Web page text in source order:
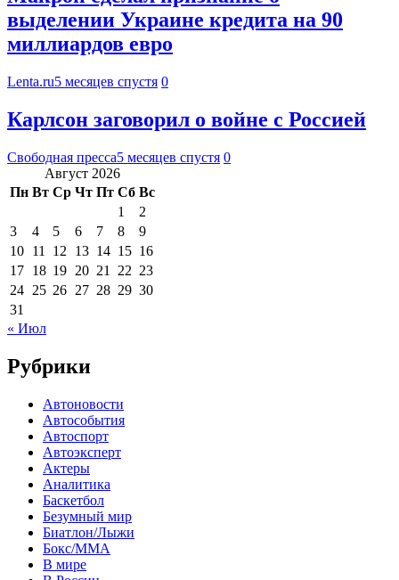
выделении Украине кредита на 90
миллиардов евро
Lenta.ru5 месяцев спустя 0
Карлсон заговорил о войне с Россией
Свободная пресса5 месяцев спустя 0
Август 2026
Пн Вт Ср Чт Пт Сб Вс
1
2
3
4 5 6 7 8
9
10 11 12 13 14 15 16
17 18 19 20 21 22 23
24 25 26 27 28 29 30
31
« Июл
Рубрики
Автоновости
Автособытия
Автоспорт
Автоэксперт
Актеры
Аналитика
Баскетбол
Безумный мир
Биатлон/Лыжи
Бокс/MMA
В мире